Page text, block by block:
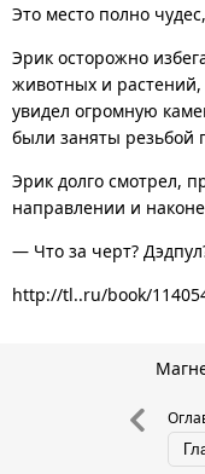
Это место полно
Эрик осторожно
животных и
увидел огромную
были заняты резьбой
Эрик долго смотрел,
направлении и
— Что за черт?
http://tl..ru/book/